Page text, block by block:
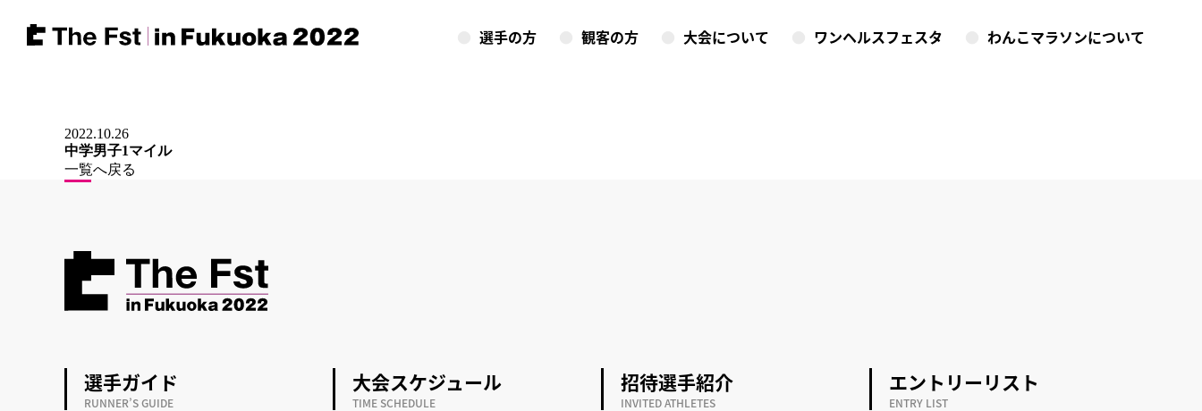
選手の方 観客の方 大会について ワンヘルスフェスタ わんこマラソンについて
2022.10.26
中学男子1マイル
一覧へ戻る
選手ガイド
RUNNER’S GUIDE
大会スケジュール
TIME SCHEDULE
招待選手紹介
INVITED ATHLETES
エントリーリスト
ENTRY LIST